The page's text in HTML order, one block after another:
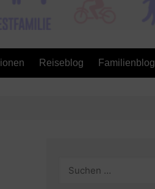
Reiseblog Familienblog